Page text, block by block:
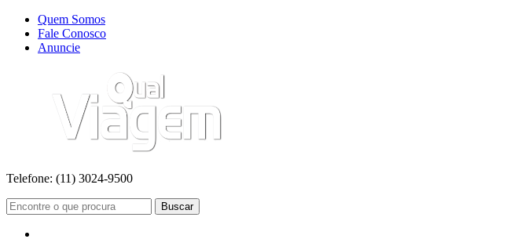
Quem Somos
Fale Conosco
Anuncie
Telefone: (11) 3024-9500
Buscar